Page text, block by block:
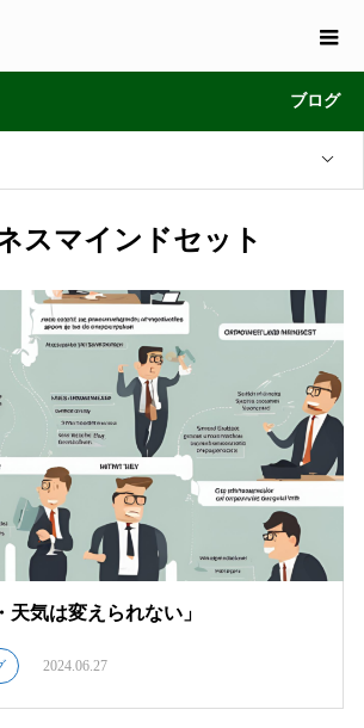
ブログ
スマインドセット
天気は変えられない」
2024.06.27